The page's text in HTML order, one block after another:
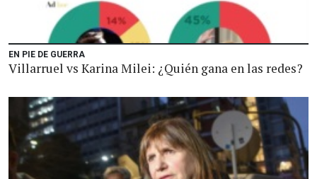
EN PIE DE GUERRA
Villarruel vs Karina Milei: ¿Quién gana en las redes?